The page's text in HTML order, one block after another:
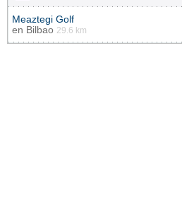
Meaztegi Golf
en Bilbao 29.6 km